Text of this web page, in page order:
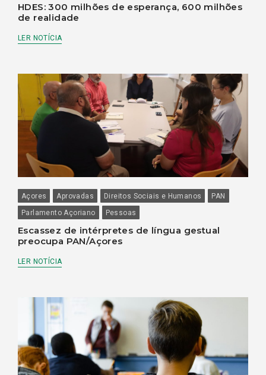
HDES: 300 milhões de esperança, 600 milhões
de realidade
LER NOTÍCIA
Açores Aprovadas Direitos Sociais e Humanos
PAN
Parlamento Açoriano
Pessoas
Escassez de intérpretes de língua gestual
preocupa PAN/Açores
LER NOTÍCIA